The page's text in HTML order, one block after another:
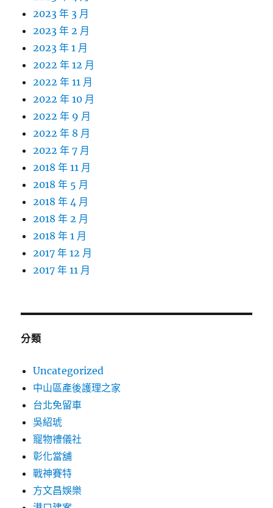
2023 年 3 月
2023 年 2 月
2023 年 1 月
2022 年 12 月
2022 年 11 月
2022 年 10 月
2022 年 9 月
2022 年 8 月
2022 年 7 月
2018 年 11 月
2018 年 5 月
2018 年 4 月
2018 年 2 月
2018 年 1 月
2017 年 12 月
2017 年 11 月
分類
Uncategorized
中山區產後護理之家
台北免留車
吳紹琥
寵物禮儀社
彰化當舖
戰神賽特
方文昌娛樂